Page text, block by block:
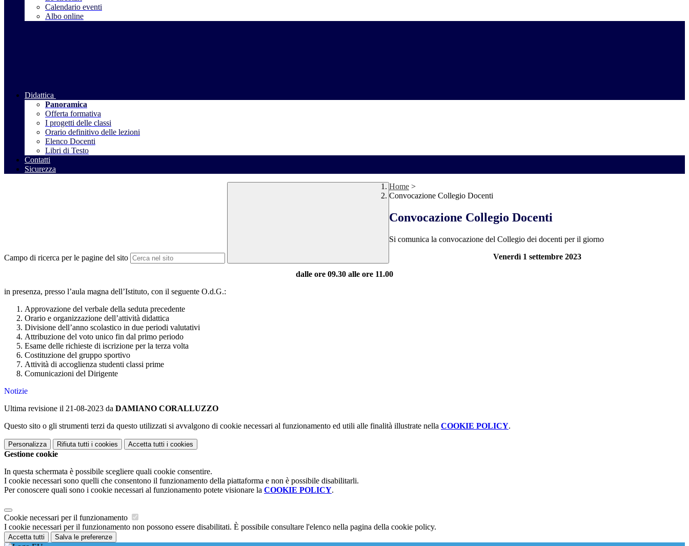
Calendario eventi
Albo online
Didattica
Panoramica
Offerta formativa
I progetti delle classi
Orario definitivo delle lezioni
Elenco Docenti
Libri di Testo
Contatti
Sicurezza
Campo di ricerca per le pagine del sito
Home >
Convocazione Collegio Docenti
Convocazione Collegio Docenti
Si comunica la convocazione del Collegio dei docenti per il giorno
Venerdì 1 settembre 2023
dalle ore 09.30 alle ore 11.00
in presenza, presso l’aula magna dell’Istituto, con il seguente O.d.G.:
Approvazione del verbale della seduta precedente
Orario e organizzazione dell’attività didattica
Divisione dell’anno scolastico in due periodi valutativi
Attribuzione del voto unico fin dal primo periodo
Esame delle richieste di iscrizione per la terza volta
Costituzione del gruppo sportivo
Attività di accoglienza studenti classi prime
Comunicazioni del Dirigente
Notizie
Ultima revisione il 21-08-2023 da DAMIANO CORALLUZZO
Questo sito o gli strumenti terzi da questo utilizzati si avvalgono di cookie necessari al funzionamento ed utili alle finalità illustrate nella COOKIE POLICY.
Personalizza Rifiuta tutti i cookies Accetta tutti i cookies
Gestione cookie
In questa schermata è possibile scegliere quali cookie consentire.
I cookie necessari sono quelli che consentono il funzionamento della piattaforma e non è possibile disabilitarli.
Per conoscere quali sono i cookie necessari al funzionamento potete visionare la COOKIE POLICY.
Cookie necessari per il funzionamento
I cookie necessari per il funzionamento non possono essere disabilitati. È possibile consultare l'elenco nella pagina della cookie policy.
Accetta tutti Salva le preferenze